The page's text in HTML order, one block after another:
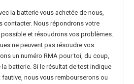
la batterie vous achetée de nous,
contacter. Nous répondrons votre
et résoudrons vos problèmes.
ne peuvent pas résoudre vos
un numéro RMA pour toi, du coup,
batterie. Si le résultat de test indique
nous vous rembourserons ou